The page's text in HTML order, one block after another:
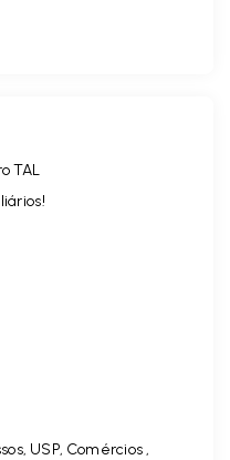
TAL
USP, Comércios ,